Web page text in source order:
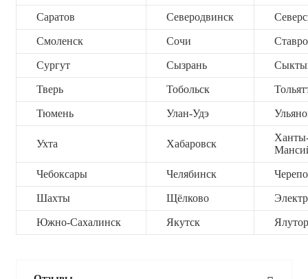
Саратов Северодвинск
Смоленск Сочи
Сургут Сызрань
Тверь Тобольск
Тюмень Улан-Удэ
Ухта Хабаровск
Чебоксары Челябинск
Шахты Щёлково
Южно-Сахалинск Якутск